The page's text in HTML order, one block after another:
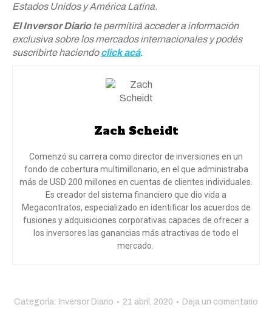
Estados Unidos y América Latina.
El Inversor Diariote permitirá acceder a información
exclusiva sobre los mercados internacionales y podés
suscribirte haciendoclick acá.
Zach Scheidt
Comenzó su carrera como director de inversiones en un
fondo de cobertura multimillonario, en el que administraba
más de USD 200 millones en cuentas de clientes individuales.
Es creador del sistema financiero que dio vida a
Megacontratos, especializado en identificar los acuerdos de
fusiones y adquisiciones corporativas capaces de ofrecer a
los inversores las ganancias más atractivas de todo el
mercado.
Categoría: Inversor Diario 21 abril, 2020 Deja un comentario